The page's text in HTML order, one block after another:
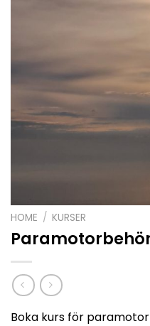
HOME / KURSER
Boka kurs för